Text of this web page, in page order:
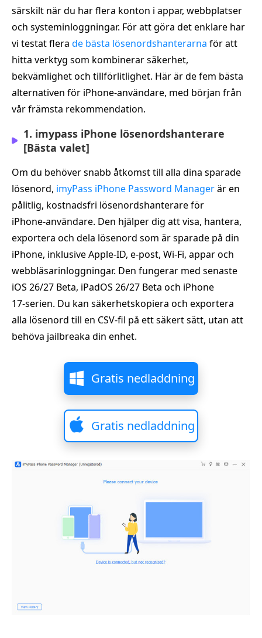
särskilt när du har flera konton i appar, webbplatser
och systeminloggningar. För att göra det enklare har
vi testat flera de bästa lösenordshanterarna för att
hitta verktyg som kombinerar säkerhet,
bekvämlighet och tillförlitlighet. Här är de fem bästa
alternativen för iPhone-användare, med början från
vår främsta rekommendation.
1. imypass iPhone lösenordshanterare
[Bästa valet]
Om du behöver snabb åtkomst till alla dina sparade
lösenord, imyPass iPhone Password Managerär en
pålitlig, kostnadsfri lösenordshanterare för
iPhone‑användare. Den hjälper dig att visa, hantera,
exportera och dela lösenord som är sparade på din
iPhone, inklusive Apple‑ID, e‑post, Wi‑Fi, appar och
webbläsarinloggningar. Den fungerar med senaste
iOS 26/27 Beta, iPadOS 26/27 Beta och iPhone
17‑serien. Du kan säkerhetskopiera och exportera
alla lösenord till en CSV‑fil på ett säkert sätt, utan att
behöva jailbreaka din enhet.
Gratis nedladdning
Gratis nedladdning